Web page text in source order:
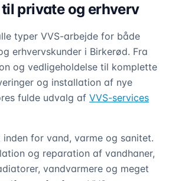
private og erhverv
typer VVS-arbejde for både
erhvervskunder i Birkerød. Fra
og vedligeholdelse til komplette
og installation af nye
fulde udvalg af VVS-services
for vand, varme og sanitet.
og reparation af vandhaner,
vandvarmere og meget